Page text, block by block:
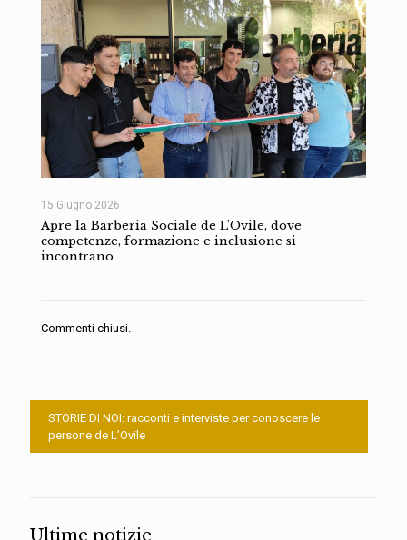
15 Giugno 2026
Apre la Barberia Sociale de L’Ovile, dove
competenze, formazione e inclusione si
incontrano
Commenti chiusi.
STORIE DI NOI: racconti e interviste per conoscere le
persone de L’Ovile
Ultime notizie